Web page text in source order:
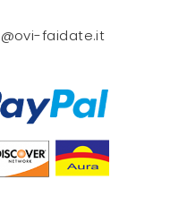
faidate.it